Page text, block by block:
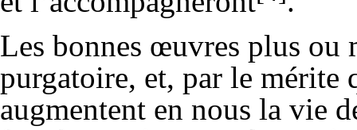
Les bonnes œuvres plus ou
purgatoire, et, par le mérite
augmentent en nous la vie